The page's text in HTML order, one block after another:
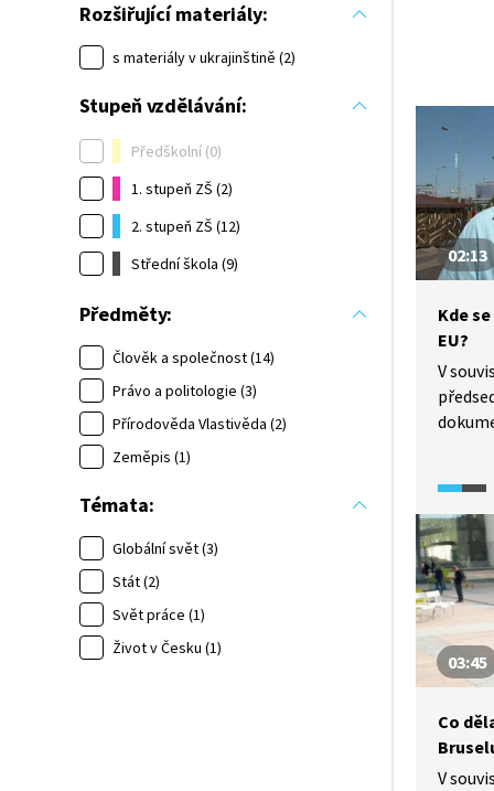
Rozšiřující materiály:
s materiály v ukrajinštině (2)
Stupeň vzdělávání:
Předškolní (0)
1. stupeň ZŠ (2)
2. stupeň ZŠ (12)
Střední škola (9)
Předměty:
Člověk a společnost (14)
Právo a politologie (3)
Přírodověda Vlastivěda (2)
Zeměpis (1)
Témata:
Globální svět (3)
Stát (2)
Svět práce (1)
Život v Česku (1)
02:13
Kde
EU?
V
Jaké
Proč je
často
od
03:45
Co
V